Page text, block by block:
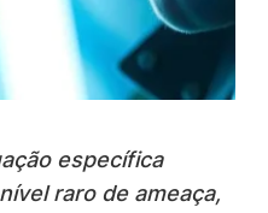
específica
raro de ameaça,